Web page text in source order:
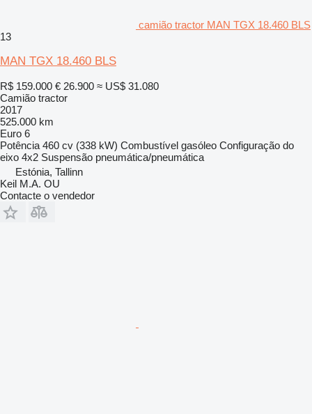
camião tractor MAN TGX 18.460 BLS
13
MAN TGX 18.460 BLS
R$ 159.000 € 26.900 ≈ US$ 31.080
Camião tractor
2017
525.000 km
Euro 6
Potência 460 cv (338 kW) Combustível gasóleo Configuração do
eixo 4x2 Suspensão pneumática/pneumática
Estónia, Tallinn
Keil M.A. OU
Contacte o vendedor